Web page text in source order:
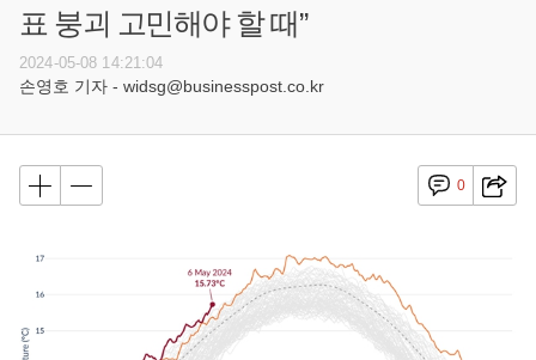
표 붕괴 고민해야 할 때”
2024-05-08 14:21:04
손영호 기자 - widsg@businesspost.co.kr
0